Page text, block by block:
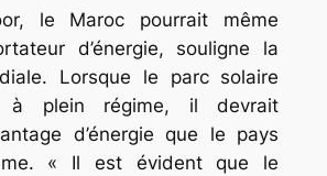
le Maroc pourrait même
d’énergie, souligne la
Lorsque le parc solaire
à plein régime, il devrait
d’énergie que le pays
« Il est évident que le